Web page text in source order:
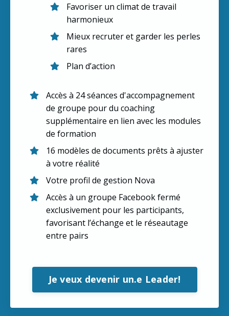
Favoriser un climat de travail
harmonieux
Mieux recruter et garder les perles
rares
Plan d’action
Accès à 24 séances d'accompagnement
de groupe pour du coaching
supplémentaire en lien avec les modules
de formation
16 modèles de documents prêts à ajuster
à votre réalité
Votre profil de gestion Nova
Accès à un groupe Facebook fermé
exclusivement pour les participants,
favorisant l’échange et le réseautage
entre pairs
Je veux devenir un.e Leader!